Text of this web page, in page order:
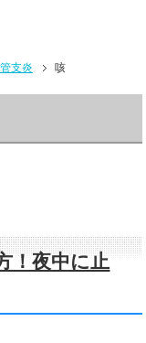
支炎 咳
！夜中に止